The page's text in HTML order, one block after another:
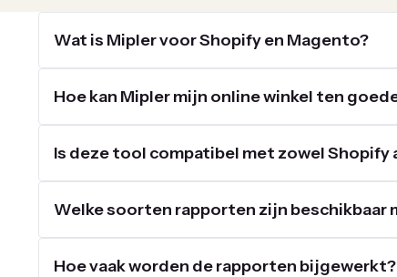
Wat is Mipler voor Shopify en Magento?
Hoe kan Mipler mijn online winkel ten
Is deze tool compatibel met zowel
Welke soorten rapporten zijn beschikbaar
Hoe vaak worden de rapporten bijgewerkt?